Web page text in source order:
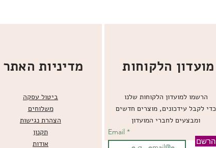
מדיניות האתר
ביטול עסקה
משלוחים
הצהרת נגישות
תקנון
אודות
מועדון הלקוחות
הרשמו למועדון הלקוחות שלנו
כדי לקבל עידכונים, מוצרים חדשים
ומבצעים לחברי המועדון
Email
הרשם